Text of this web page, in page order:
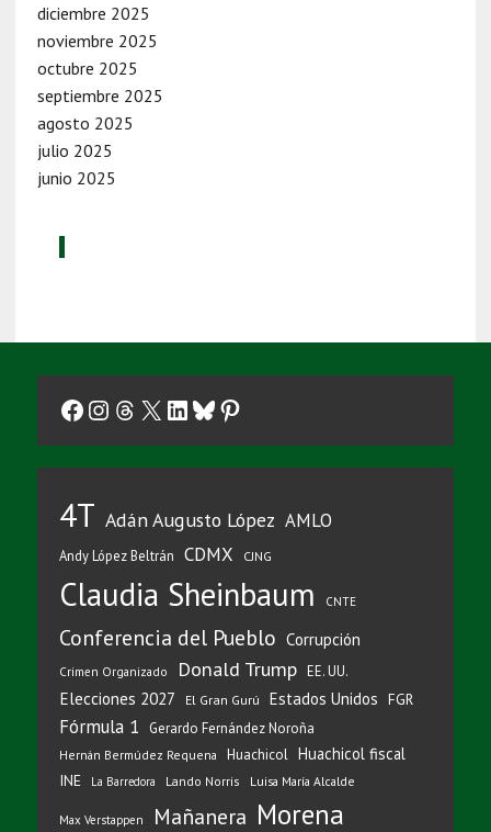
diciembre 2025
noviembre 2025
octubre 2025
septiembre 2025
agosto 2025
julio 2025
junio 2025
Facebook
Instagram
Threads
X LinkedIn
Bluesky
Pinterest
4T Adán Augusto López AMLO
Andy López Beltrán CDMX CJNG
Claudia Sheinbaum CNTE
Conferencia del Pueblo Corrupción
Crimen Organizado Donald Trump EE. UU.
Elecciones 2027 El Gran Gurú Estados Unidos FGR
Fórmula 1 Gerardo Fernández Noroña
Hernán Bermúdez Requena Huachicol Huachicol fiscal
INE La Barredora Lando Norris Luisa María Alcalde
Max Verstappen Mañanera Morena